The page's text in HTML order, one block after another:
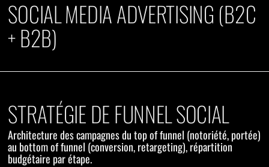
SOCIAL MEDIA ADVERTISING (B2C
+ B2B)
STRATÉGIE DE FUNNEL SOCIAL
Architecture des campagnes du top of funnel (notoriété, portée)
au bottom of funnel (conversion, retargeting), répartition
budgétaire par étape.